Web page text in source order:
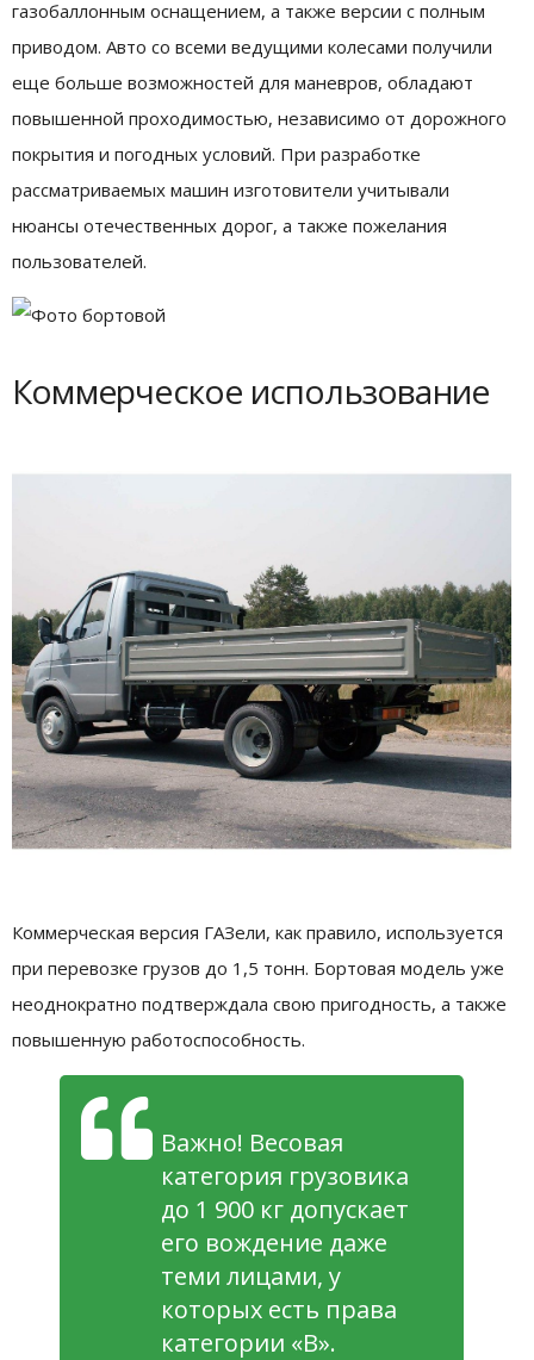
газобаллонным оснащением, а также версии с полным
приводом. Авто со всеми ведущими колесами получили
еще больше возможностей для маневров, обладают
повышенной проходимостью, независимо от дорожного
покрытия и погодных условий. При разработке
рассматриваемых машин изготовители учитывали
нюансы отечественных дорог, а также пожелания
пользователей.
Коммерческое использование
Коммерческая версия ГАЗели, как правило, используется
при перевозке грузов до 1,5 тонн. Бортовая модель уже
неоднократно подтверждала свою пригодность, а также
повышенную работоспособность.
Важно! Весовая
категория грузовика
до 1 900 кг допускает
его вождение даже
теми лицами, у
которых есть права
категории «В».